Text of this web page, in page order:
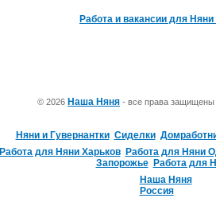
Работа и вакансии для
© 2026 Наша Няня - все права
Няни и Гувернантки Сиделки
Работа для Няни Харьков
Работа для Няни
Запорожье
Работа для
Наша Няня
Россия